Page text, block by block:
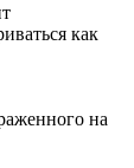
как
на